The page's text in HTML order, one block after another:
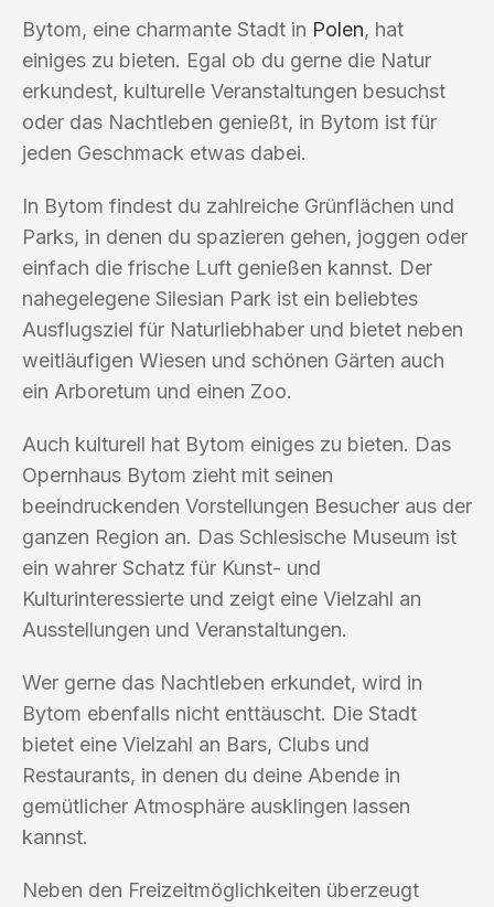
Bytom, eine charmante Stadt in Polen, hat
einiges zu bieten. Egal ob du gerne die Natur
erkundest, kulturelle Veranstaltungen besuchst
oder das Nachtleben genießt, in Bytom ist für
jeden Geschmack etwas dabei.
In Bytom findest du zahlreiche Grünflächen und
Parks, in denen du spazieren gehen, joggen oder
einfach die frische Luft genießen kannst. Der
nahegelegene Silesian Park ist ein beliebtes
Ausflugsziel für Naturliebhaber und bietet neben
weitläufigen Wiesen und schönen Gärten auch
ein Arboretum und einen Zoo.
Auch kulturell hat Bytom einiges zu bieten. Das
Opernhaus Bytom zieht mit seinen
beeindruckenden Vorstellungen Besucher aus der
ganzen Region an. Das Schlesische Museum ist
ein wahrer Schatz für Kunst- und
Kulturinteressierte und zeigt eine Vielzahl an
Ausstellungen und Veranstaltungen.
Wer gerne das Nachtleben erkundet, wird in
Bytom ebenfalls nicht enttäuscht. Die Stadt
bietet eine Vielzahl an Bars, Clubs und
Restaurants, in denen du deine Abende in
gemütlicher Atmosphäre ausklingen lassen
kannst.
Neben den Freizeitmöglichkeiten überzeugt